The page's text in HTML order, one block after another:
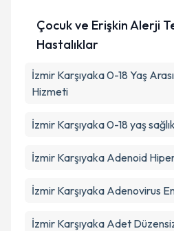
Çocuk ve Erişkin Alerji
Hastalıklar
İzmir Karşıyaka 0-18 Yaş
Hizmeti
İzmir Karşıyaka 0-18 yaş
İzmir Karşıyaka Adenoid
İzmir Karşıyaka Adenovirus
İzmir Karşıyaka Adet